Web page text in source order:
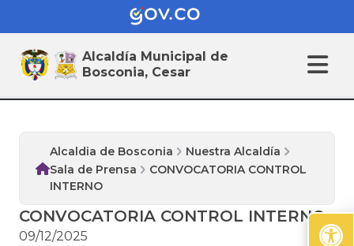
Alcaldía Municipal de
Bosconia, Cesar
Sala de Prensa
Alcaldia de Bosconia
Nuestra Alcaldía
Sala de Prensa
CONVOCATORIA CONTROL
INTERNO
CONVOCATORIA CONTROL INTERNO
09/12/2025